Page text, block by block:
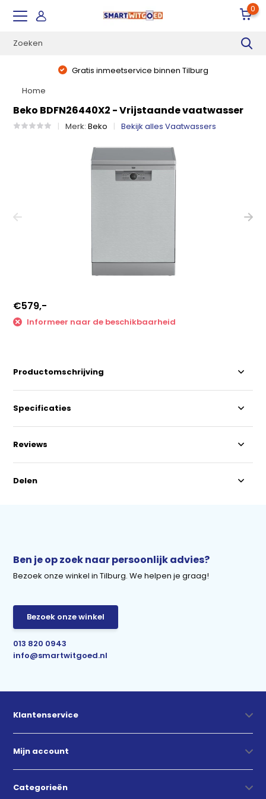
0
Gratis inmeetservice binnen Tilburg
Home
Beko BDFN26440X2 - Vrijstaande vaatwasser
Merk:Beko Bekijk alles Vaatwassers
€579,-
Informeer naar de beschikbaarheid
Productomschrijving
Specificaties
Reviews
Delen
Ben je op zoek naar persoonlijk advies?
Bezoek onze winkel in Tilburg. We helpen je graag!
Bezoek onze winkel
013 820 0943
info@smartwitgoed.nl
Klantenservice
Mijn account
Categorieën